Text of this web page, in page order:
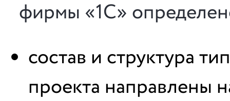
фирмы «1С»
состав и структура
проекта направлены